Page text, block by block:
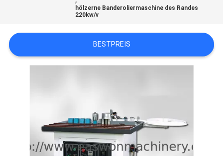
FORDERN
SIE EIN
ZITAT
PRIVACY
POLICY
hölzerne Banderoliermaschine des Randes
220kw/v
BESTPREIS